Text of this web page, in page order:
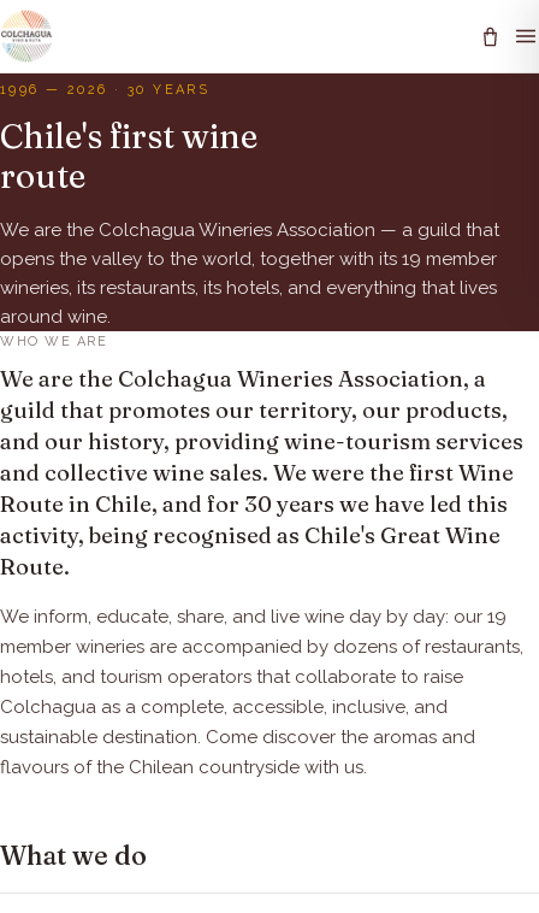
1996 — 2026 · 30 YEARS
Chile's first wine
route
We are the Colchagua Wineries Association — a guild that
opens the valley to the world, together with its 19 member
wineries, its restaurants, its hotels, and everything that lives
around wine.
WHO WE ARE
We are the Colchagua Wineries Association, a
guild that promotes our territory, our products,
and our history, providing wine-tourism services
and collective wine sales. We were the first Wine
Route in Chile, and for 30 years we have led this
activity, being recognised as Chile's Great Wine
Route.
We inform, educate, share, and live wine day by day: our 19
member wineries are accompanied by dozens of restaurants,
hotels, and tourism operators that collaborate to raise
Colchagua as a complete, accessible, inclusive, and
sustainable destination. Come discover the aromas and
flavours of the Chilean countryside with us.
What we do